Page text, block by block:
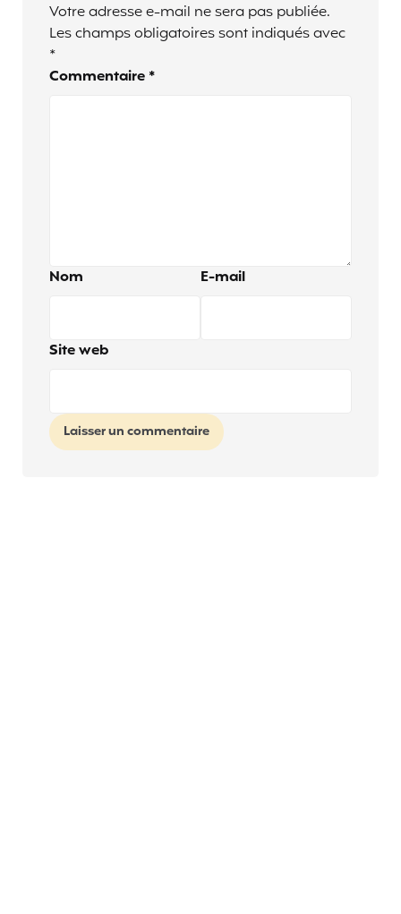
Votre adresse e-mail ne sera pas publiée.
Les champs obligatoires sont indiqués avec
*
Commentaire *
Nom E-mail
Site web